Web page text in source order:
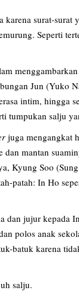
surat-surat
Seperti
Jun (Yuko
intim, hingga
tumpukan salju
juga mengangkat
mantan
Kyung Soo
patah: In Ho
jujur kepada
polos anak
batuk karena
salju.